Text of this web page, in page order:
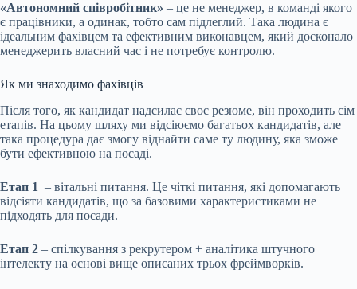
«Автономний співробітник» – це не менеджер, в команді якого
є працівники, а одинак, тобто сам підлеглий. Така людина є
ідеальним фахівцем та ефективним виконавцем, який досконало
менеджерить власний час і не потребує контролю.
Як ми знаходимо фахівців
Після того, як кандидат надсилає своє резюме, він проходить сім
етапів. На цьому шляху ми відсіюємо багатьох кандидатів, але
така процедура дає змогу віднайти саме ту людину, яка зможе
бути ефективною на посаді.
Етап 1 – вітальні питання. Це чіткі питання, які допомагають
відсіяти кандидатів, що за базовими характеристиками не
підходять для посади.
Етап 2 – спілкування з рекрутером + аналітика штучного
інтелекту на основі вище описаних трьох фреймворків.